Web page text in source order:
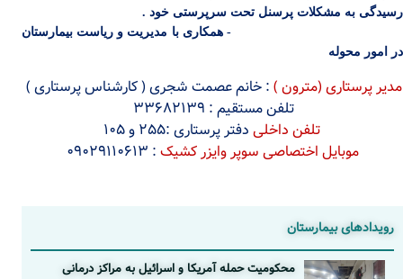
رسیدگی به مشکلات پرسنل تحت سرپرستی خود .
- همکاری با مدیریت و ریاست بیمارستان
در امور محوله
مدیر پرستاری (مترون ) : خانم عصمت شجری ( کارشناس پرستاری )
تلفن مستقیم : 33682139
تلفن داخلی دفتر پرستاری :255 و 105
موبایل اختصاصی سوپر وایزر کشیک : 09029110613
رویدادهای بیمارستان
محکومیت حمله آمریکا و اسرائیل به مراکز درمانی